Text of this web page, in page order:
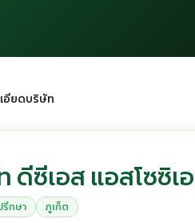
อียดบริษัท
ดีซีเอส แอสโซซิเ
กษา ภูเก็ต